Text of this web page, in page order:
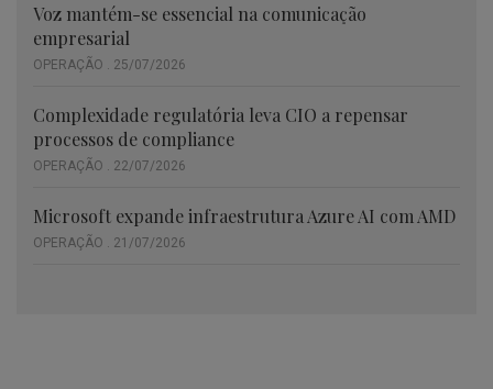
Voz mantém-se essencial na comunicação
empresarial
OPERAÇÃO . 25/07/2026
Complexidade regulatória leva CIO a repensar
processos de compliance
OPERAÇÃO . 22/07/2026
Microsoft expande infraestrutura Azure AI com AMD
OPERAÇÃO . 21/07/2026